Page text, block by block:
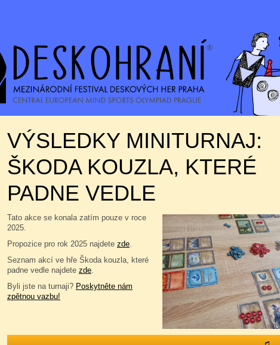
VÝSLEDKY MINITURNAJ:
ŠKODA KOUZLA, KTERÉ
PADNE VEDLE
Tato akce se konala zatím pouze v roce
2025.
Propozice pro rok 2025 najdete zde.
Seznam akcí ve hře Škoda kouzla, které
padne vedle najdete zde.
Byli jste na turnaji? Poskytněte nám
zpětnou vazbu!